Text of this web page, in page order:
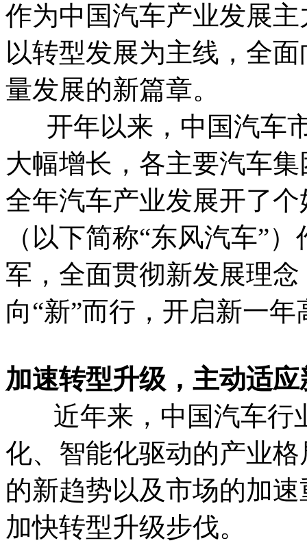
作为中国汽车产业发展
以转型发展为主线，全
量发展的新篇章。
开年以来，中国汽车
大幅增长，各主要汽车
全年汽车产业发展开了
（以下简称“东风汽车”
军，全面贯彻新发展理
向“新”而行，开启新一
加速转型升级，主动适应
近年来，中国汽车行
化、智能化驱动的产业
的新趋势以及市场的加
加快转型升级步伐。